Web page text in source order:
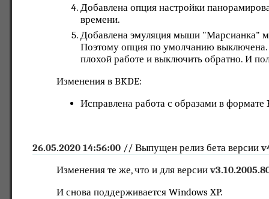
Добавлена опция настройки
времени.
Добавлена эмуляция мыши "Марсианка"
Поэтому опция по умолчанию
плохой работе и выключить обратно. И
Изменения в BKDE:
Исправлена работа с образами в формате
26.05.2020 14:56:00 // Выпущен релиз бета версии
Изменения те же, что и для версии
И снова поддерживается Windows XP.